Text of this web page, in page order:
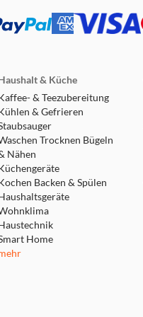
wie Spotify, Tidal,
in bester Qualität direkt
direkt am Gerät mit
bietet AVATON die
& Küche
& Teezubereitung
& Gefrieren
Trocknen Bügeln
Nähen
Backen & Spülen
Home